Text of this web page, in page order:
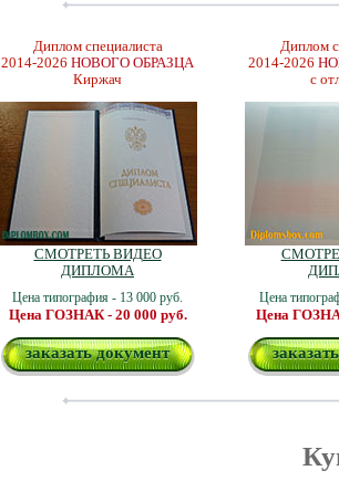
Диплом специалиста
2014-2026 НОВОГО ОБРАЗЦА
Киржач
СМОТРЕТЬ ВИДЕО
ДИПЛОМА
Цена типография - 13 000 руб.
Цена ГОЗНАК - 20 000 руб.
заказать документ
Диплом
2014-2026
с
Цена
Цена